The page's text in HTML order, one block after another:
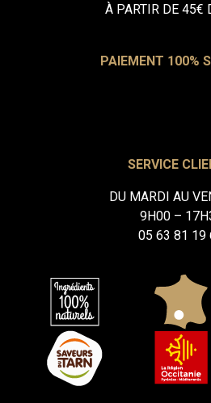
À PARTIR DE 45€
PAIEMENT 100%
SERVICE
DU MARDI AU
9H00 –
05 63 81 19